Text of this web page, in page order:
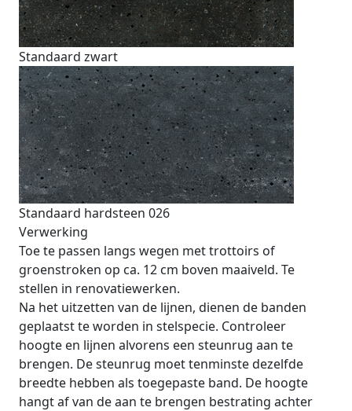
Standaard zwart
Standaard hardsteen 026
Verwerking
Toe te passen langs wegen met trottoirs of
groenstroken op ca. 12 cm boven maaiveld. Te
stellen in renovatiewerken.
Na het uitzetten van de lijnen, dienen de banden
geplaatst te worden in stelspecie. Controleer
hoogte en lijnen alvorens een steunrug aan te
brengen. De steunrug moet tenminste dezelfde
breedte hebben als toegepaste band. De hoogte
hangt af van de aan te brengen bestrating achter